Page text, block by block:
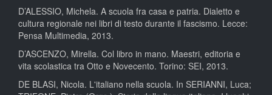
D’ALESSIO, Michela. A scuola fra casa e patria. Dialetto e
cultura regionale nei libri di testo durante il fascismo. Lecce:
Pensa Multimedia, 2013.
D’ASCENZO, Mirella. Col libro in mano. Maestri, editoria e
vita scolastica tra Otto e Novecento. Torino: SEI, 2013.
DE BLASI, Nicola. L'italiano nella scuola. In SERIANNI, Luca;